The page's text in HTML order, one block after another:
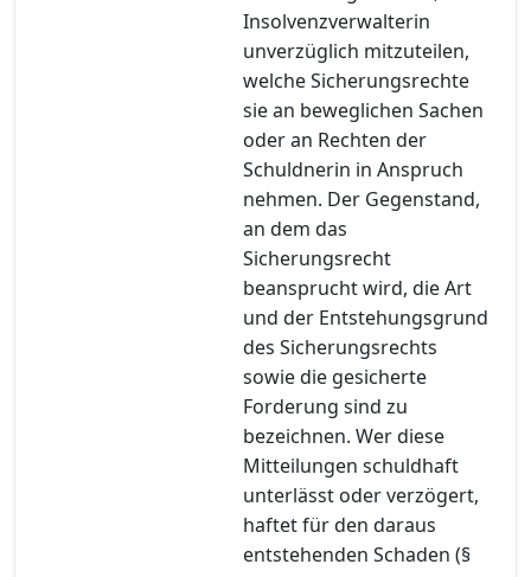
Insolvenzverwalterin
unverzüglich mitzuteilen,
welche Sicherungsrechte
sie an beweglichen Sachen
oder an Rechten der
Schuldnerin in Anspruch
nehmen. Der Gegenstand,
an dem das
Sicherungsrecht
beansprucht wird, die Art
und der Entstehungsgrund
des Sicherungsrechts
sowie die gesicherte
Forderung sind zu
bezeichnen. Wer diese
Mitteilungen schuldhaft
unterlässt oder verzögert,
haftet für den daraus
entstehenden Schaden (§